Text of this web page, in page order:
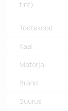
tint).
Tootekood
Kaal
Materjal
Bränd
Suurus